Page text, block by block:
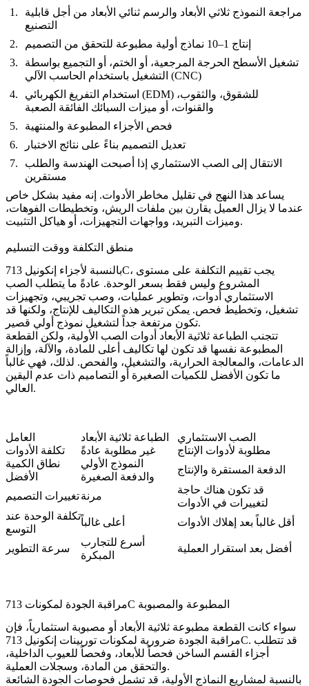
مراجعة النموذج ثلاثي الأبعاد والرسم ثنائي الأبعاد من أجل قابلية
التصنيع
إنتاج 1–10 نماذج أولية مطبوعة للتحقق من التصميم
تشغيل الأسطح الحرجة المرجعية، أو الختم، أو التجميع بواسطة
التشغيل باستخدام الحاسب الآلي (CNC)
استخدام التفريغ الكهربائي (EDM)
والقنوات، أو ميزات السبائك الفائقة الصعبة
فحص الأجزاء المطبوعة والمنتهية
تعديل التصميم بناءً على نتائج الاختبار
الانتقال إلى الصب الاستثماري إذا أصبحت الهندسة والطلب
مستقرين
يساعد هذا النهج في تقليل مخاطر الأدوات. إنه مفيد بشكل خاص
عندما لا يزال العميل يقارن بين ملفات الريش، وتخطيطات الفوهات،
وميزات التبريد، وواجهات التجهيزات، أو هياكل التثبيت.
منطق التكلفة ووقت التسليم
بالنسبة لأجزاء إنكونيل 713C، يجب تقييم التكلفة على مستوى
المشروع وليس فقط بسعر الوحدة. عادةً ما يتطلب الصب
الاستثماري أدوات، وتطوير عمليات، وصب تجريبي، وتجهيزات
تشغيل، وتخطيط فحص. يمكن تبرير هذه التكاليف للإنتاج، ولكنها قد
تكون مرتفعة جداً لتشغيل نموذج أولي قصير.
تتجنب الطباعة ثلاثية الأبعاد أدوات الصب الأولية، ولكن القطعة
المطبوعة نفسها قد تكون لها تكاليف أعلى للمادة، والآلة، وإزالة
الدعامات، والمعالجة الحرارية، والتشغيل، والفحص. لذلك، فهي غالباً
ما تكون الأفضل للكميات الصغيرة أو التصاميم ذات عدم اليقين
العالي.
العامل الطباعة ثلاثية الأبعاد
الصب الاستثماري
تكلفة الأدوات
غير مطلوبة عادةً
مطلوبة لأدوات الإنتاج
نطاق الكمية
الأفضل
النموذج الأولي
والدفعة الصغيرة
الدفعة المستقرة والإنتاج
تغييرات التصميممرنة
قد تكون هناك حاجة
لتغييرات في الأدوات
تكلفة الوحدة عند
التوسع
أعلى غالباً أقل غالباً بعد إهلاك الأدوات
سرعة التطوير
أسرع للتجارب
المبكرة
أفضل بعد استقرار العملية
مراقبة الجودة لمكونات 713C المطبوعة والمصبوبة
سواء كانت القطعة مطبوعة ثلاثية الأبعاد أو مصبوبة استثمارياً، فإن
مراقبة الجودة ضرورية لمكونات توربينات إنكونيل 713C. قد تتطلب
أجزاء القسم الساخن فحصاً للأبعاد، وفحصاً للعيوب الداخلية،
والتحقق من المادة، وسجلات العملية.
بالنسبة لمشاريع النماذج الأولية، قد تشمل فحوصات الجودة الشائعة